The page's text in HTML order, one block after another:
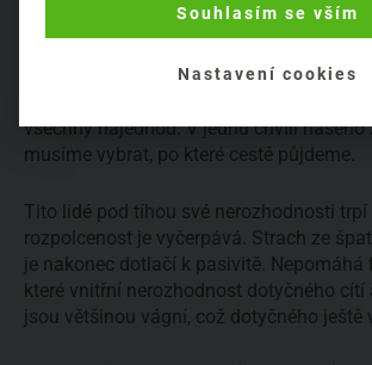
Tyhle a mnoho dalších otázek člověk
těžiště zájmů, co je pro něj důležité.
všechny najednou. V jednu chvíli našeho
musíme vybrat, po které cestě půjdeme.
Tito lidé pod tíhou své nerozhodnosti trpí
rozpolcenost je vyčerpává. Strach ze
je nakonec dotlačí k pasivitě. Nepomáhá
které vnitřní nerozhodnost dotyčného cítí
jsou většinou vágní, což dotyčného ještě
Souhlasím se vším
Nastavení cookies